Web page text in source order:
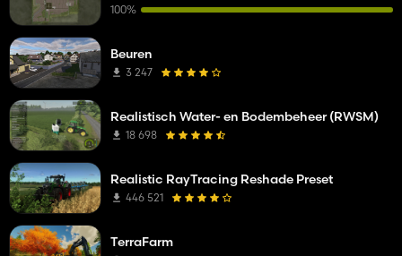
100%
Beuren
3 247
Realistisch Water- en Bodembeheer (RWSM)
18 698
Realistic RayTracing Reshade Preset
446 521
TerraFarm